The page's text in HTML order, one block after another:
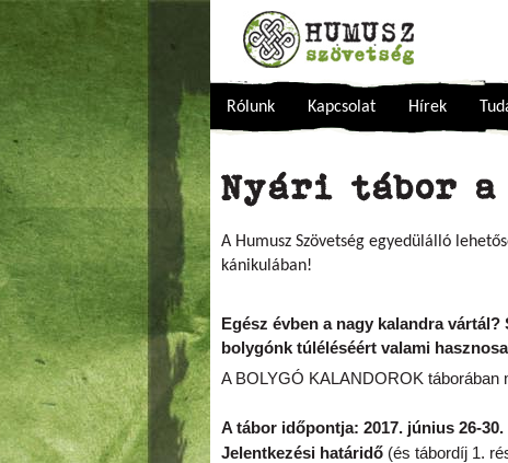
Rólunk Kapcsolat Hírek
Nyári tábor a
A Humusz Szövetség egyedülálló
kánikulában!
Egész évben a nagy kalandra
bolygónk túléléséért valami
A BOLYGÓ KALANDOROK táborában
A tábor időpontja: 2017. június 26-30.
Jelentkezési határidő (és tábordíj 1.